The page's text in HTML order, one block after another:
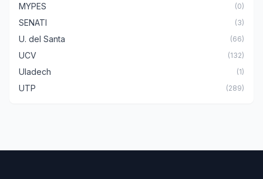
MYPES (0)
SENATI (3)
U. del Santa (66)
UCV (132)
Uladech (1)
UTP (289)